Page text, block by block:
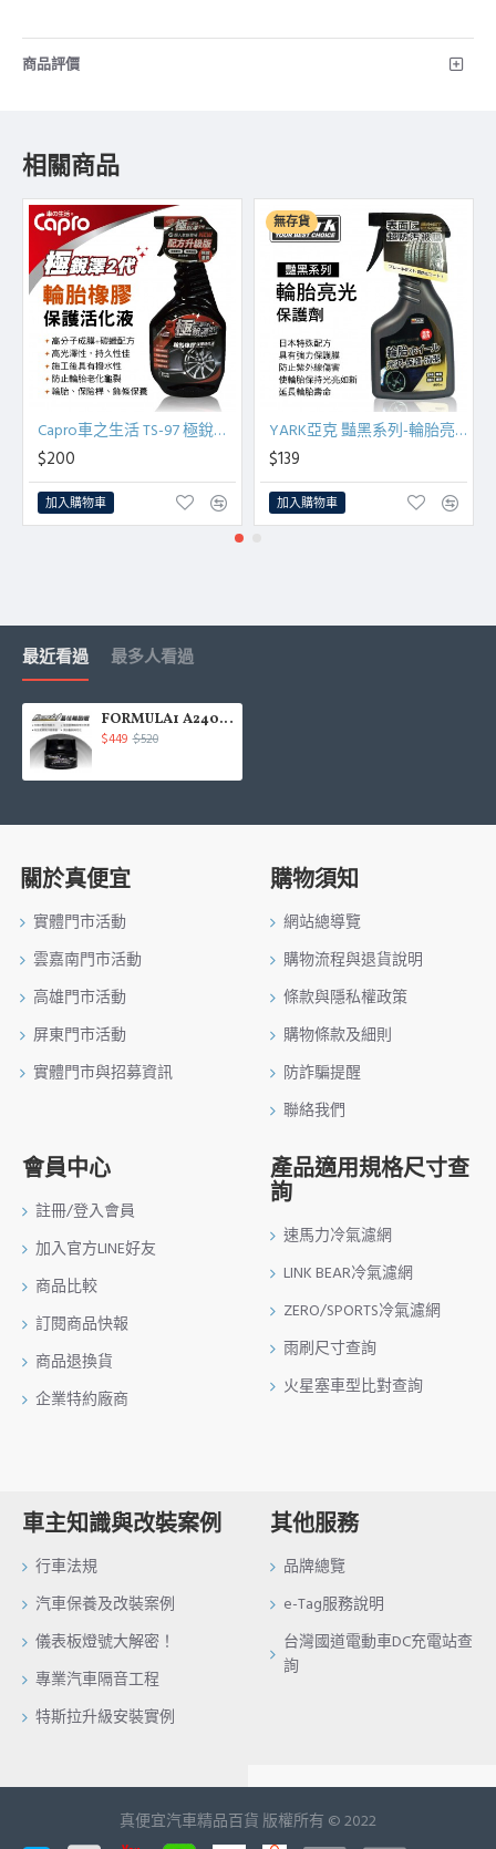
商品評價
相關商品
Capro車之生活 TS-97 極銳澤2代 輪胎橡膠保護活化液750ml
$200
加入購物車
無存貨
YARK亞克 豔黑系列-輪胎亮光保護劑400ml
$139
加入購物車
最近看過 最多人看過
FORMULA1 A2404 晶炫輪胎蠟 283g
$449 $520
關於真便宜
實體門市活動
雲嘉南門市活動
高雄門市活動
屏東門市活動
實體門市與招募資訊
購物須知
網站總導覽
購物流程與退貨說明
條款與隱私權政策
購物條款及細則
防詐騙提醒
聯絡我們
會員中心
註冊/登入會員
加入官方LINE好友
商品比較
訂閱商品快報
商品退換貨
企業特約廠商
產品適用規格尺寸查
詢
速馬力冷氣濾網
LINK BEAR冷氣濾網
ZERO/SPORTS冷氣濾網
雨刷尺寸查詢
火星塞車型比對查詢
車主知識與改裝案例
行車法規
汽車保養及改裝案例
儀表板燈號大解密！
專業汽車隔音工程
特斯拉升級安裝實例
其他服務
品牌總覽
e-Tag服務說明
台灣國道電動車DC充電站查
詢
真便宜汽車精品百貨 版權所有 © 2022